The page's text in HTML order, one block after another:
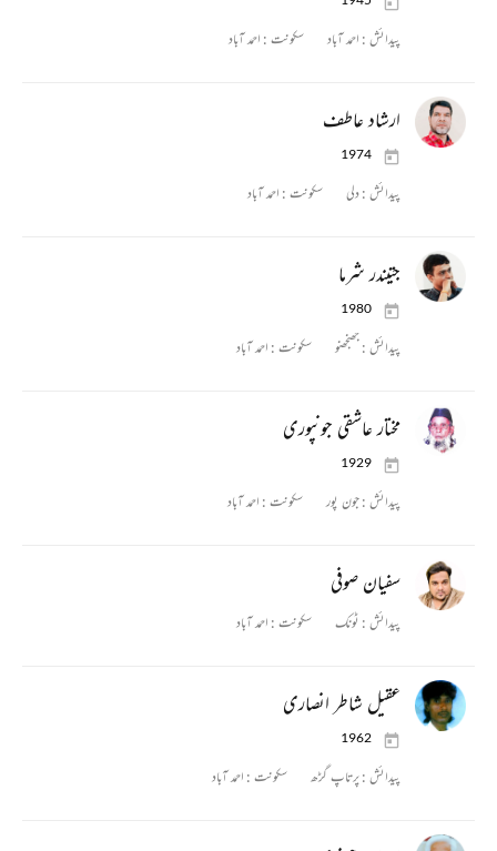
پیدائش : احمد آباد سکونت : احمد آباد
ارشاد عاطف
1974
پیدائش :دلی سکونت : احمد آباد
جتیندر شرما
1980
پیدائش :جھنجھنو سکونت : احمد آباد
مختار عاشقی جونپوری
1929
پیدائش :جون پور سکونت : احمد آباد
سفیان صوفی
پیدائش : ٹونک سکونت : احمد آباد
عقیل شاطر انصاری
1962
پیدائش :پرتاپ گڑھ سکونت : احمد آباد